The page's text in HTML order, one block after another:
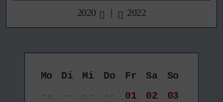
2020 | 2022
Mo Di Mi Do Fr Sa
So
--
-- -- -- 01 02
03